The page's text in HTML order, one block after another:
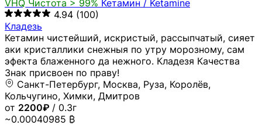
VHQ Чистота > 99% Кетамин / Ketamine
4.94 (100)
Кладезь
Кетамин чистейший, искристый, рассыпчатый, сияет
аки кристаллики снежныя по утру морозному, сам
эфекта блаженного да нежного. Кладезя Качества
Знак присвоен по праву!
Санкт-Петербург, Москва, Руза, Королёв,
Кольчугино, Химки, Дмитров
от 2200₽ / 0.3г
~0.00040985 ₿